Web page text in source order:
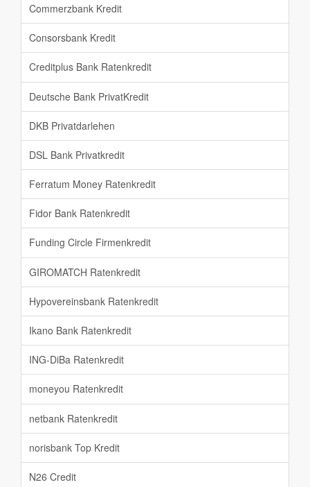
Commerzbank Kredit
Consorsbank Kredit
Creditplus Bank Ratenkredit
Deutsche Bank PrivatKredit
DKB Privatdarlehen
DSL Bank Privatkredit
Ferratum Money Ratenkredit
Fidor Bank Ratenkredit
Funding Circle Firmenkredit
GIROMATCH Ratenkredit
Hypovereinsbank Ratenkredit
Ikano Bank Ratenkredit
ING-DiBa Ratenkredit
moneyou Ratenkredit
netbank Ratenkredit
norisbank Top Kredit
N26 Credit